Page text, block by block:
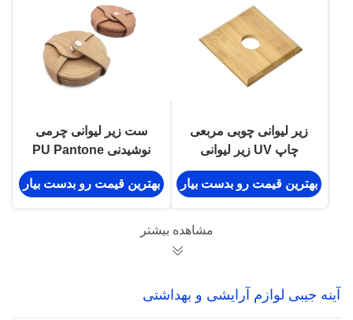
زیر لیوانی چوبی مربعی
چاپ UV زیر لیوانی
نوشیدنی بامبو 10 در 1
سانتی متر
بهترین قیمت رو بدست بیار
ست زیر لیوانی چرمی
نوشیدنی PU Pantone
Color برای لیوان و لیوان
بهترین قیمت رو بدست بیار
مشاهده بیشتر
آینه جیبی لوازم آرایشی و بهداشتی